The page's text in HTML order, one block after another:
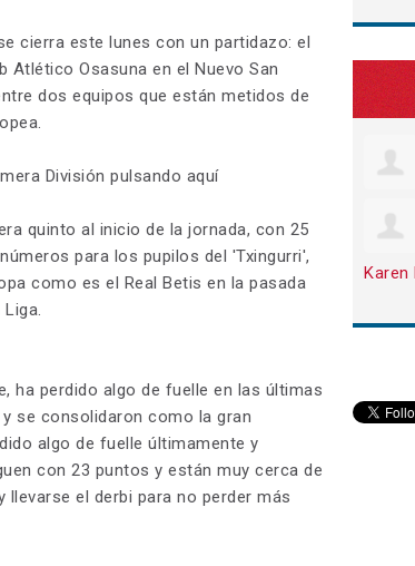
cierra este lunes con un partidazo: el
Atlético Osasuna en el Nuevo San
dos equipos que están metidos de
División pulsando aquí
quinto al inicio de la jornada, con 25
para los pupilos del 'Txingurri',
como es el Real Betis en la pasada
ha perdido algo de fuelle en las últimas
se consolidaron como la gran
algo de fuelle últimamente y
con 23 puntos y están muy cerca de
el derbi para no perder más
Karen